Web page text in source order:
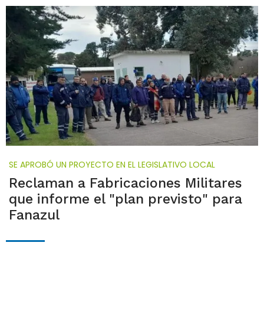
SE APROBÓ UN PROYECTO EN EL LEGISLATIVO LOCAL
Reclaman a Fabricaciones Militares
que informe el "plan previsto" para
Fanazul